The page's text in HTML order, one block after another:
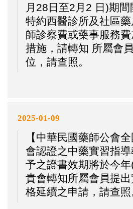
月28日至2月2 日)期
特約西醫診所及社區
師診察費或藥事服務
措施，請轉知 所屬會
位，請查照。
2025-01-09
【中華民國藥師公會
會認證之中藥實習指
予之證書效期將於今
貴會轉知所屬會員提
格延續之申請，請查照